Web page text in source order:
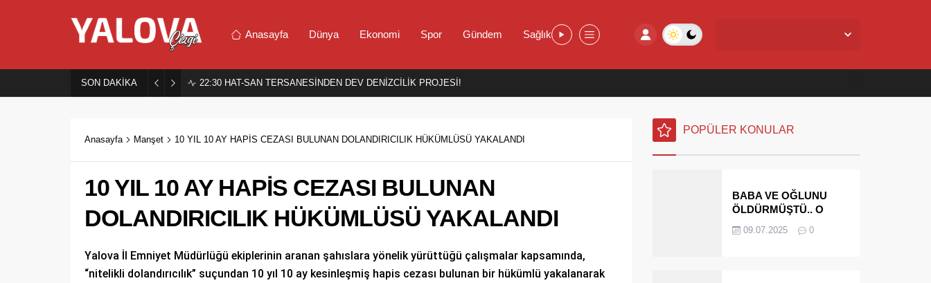
Anasayfa Dünya Ekonomi Spor Gündem Sağlık
SON DAKİKA 22:30 HAT-SAN TERSANESİNDEN DEV DENİZCİLİK PROJESİ!
Anasayfa Manşet 10 YIL 10 AY HAPİS CEZASI BULUNAN DOLANDIRICILIK HÜKÜMLÜSÜ YAKALANDI
10 YIL 10 AY HAPİS CEZASI BULUNAN
DOLANDIRICILIK HÜKÜMLÜSÜ YAKALANDI
Yalova İl Emniyet Müdürlüğü ekiplerinin aranan şahıslara yönelik yürüttüğü çalışmalar kapsamında,
“nitelikli dolandırıcılık” suçundan 10 yıl 10 ay kesinleşmiş hapis cezası bulunan bir hükümlü yakalanarak
POPÜLER KONULAR
BABA VE OĞLUNU
ÖLDÜRMÜŞTÜ.. O
MİRASÇILARI
09.07.2025 0